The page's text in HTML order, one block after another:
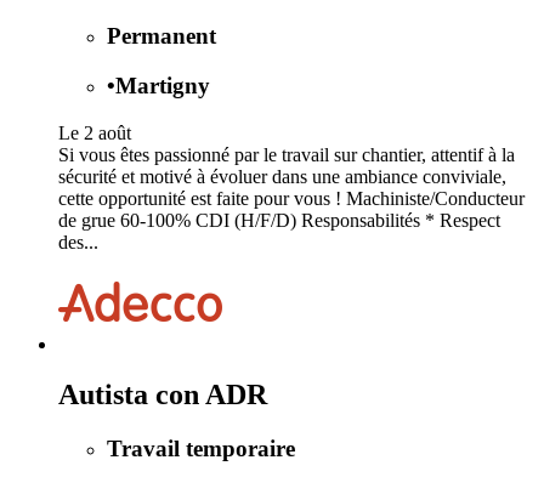
Permanent
•Martigny
Le 2 août
Si vous êtes passionné par le travail sur chantier, attentif à la
sécurité et motivé à évoluer dans une ambiance conviviale,
cette opportunité est faite pour vous ! Machiniste/Conducteur
de grue 60-100% CDI (H/F/D) Responsabilités * Respect
des...
Autista con ADR
Travail temporaire